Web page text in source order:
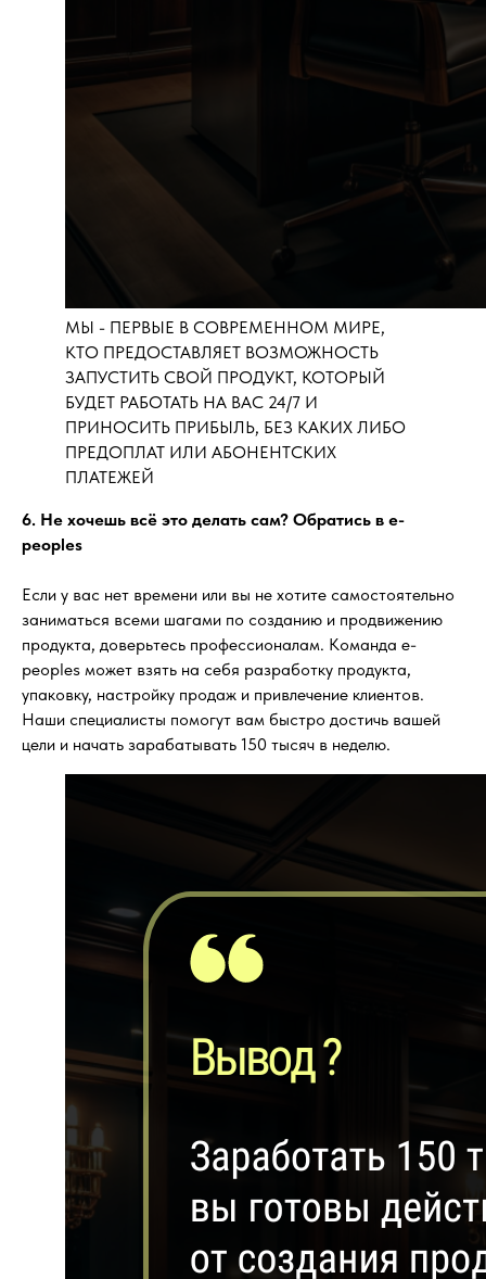
МЫ - ПЕРВЫЕ В СОВРЕМЕННОМ МИРЕ,
КТО ПРЕДОСТАВЛЯЕТ ВОЗМОЖНОСТЬ
ЗАПУСТИТЬ СВОЙ ПРОДУКТ, КОТОРЫЙ
БУДЕТ РАБОТАТЬ НА ВАС 24/7 И
ПРИНОСИТЬ ПРИБЫЛЬ, БЕЗ КАКИХ ЛИБО
ПРЕДОПЛАТ ИЛИ АБОНЕНТСКИХ
ПЛАТЕЖЕЙ
6. Не хочешь всё это делать сам? Обратись в e-
peoples
Если у вас нет времени или вы не хотите самостоятельно
заниматься всеми шагами по созданию и продвижению
продукта, доверьтесь профессионалам. Команда e-
peoples может взять на себя разработку продукта,
упаковку, настройку продаж и привлечение клиентов.
Наши специалисты помогут вам быстро достичь вашей
цели и начать зарабатывать 150 тысяч в неделю.